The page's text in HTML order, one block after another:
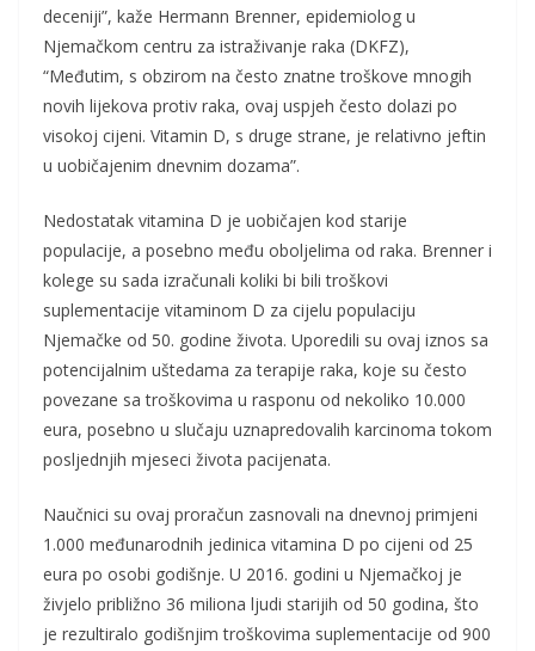
deceniji”, kaže Hermann Brenner, epidemiolog u
Njemačkom centru za istraživanje raka (DKFZ),
“Međutim, s obzirom na često znatne troškove mnogih
novih lijekova protiv raka, ovaj uspjeh često dolazi po
visokoj cijeni. Vitamin D, s druge strane, je relativno jeftin
u uobičajenim dnevnim dozama”.
Nedostatak vitamina D je uobičajen kod starije
populacije, a posebno među oboljelima od raka. Brenner i
kolege su sada izračunali koliki bi bili troškovi
suplementacije vitaminom D za cijelu populaciju
Njemačke od 50. godine života. Uporedili su ovaj iznos sa
potencijalnim uštedama za terapije raka, koje su često
povezane sa troškovima u rasponu od nekoliko 10.000
eura, posebno u slučaju uznapredovalih karcinoma tokom
posljednjih mjeseci života pacijenata.
Naučnici su ovaj proračun zasnovali na dnevnoj primjeni
1.000 međunarodnih jedinica vitamina D po cijeni od 25
eura po osobi godišnje. U 2016. godini u Njemačkoj je
živjelo približno 36 miliona ljudi starijih od 50 godina, što
je rezultiralo godišnjim troškovima suplementacije od 900